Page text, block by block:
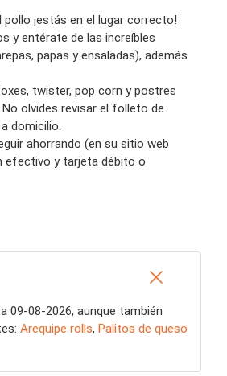
pollo ¡estás en el lugar correcto!
y entérate de las increíbles
papas y ensaladas), además
twister, pop corn y postres
No olvides revisar el folleto de
domicilio.
ahorrando (en su sitio web
efectivo y tarjeta débito o
09-08-2026, aunque también
Arequipe rolls, Palitos de queso